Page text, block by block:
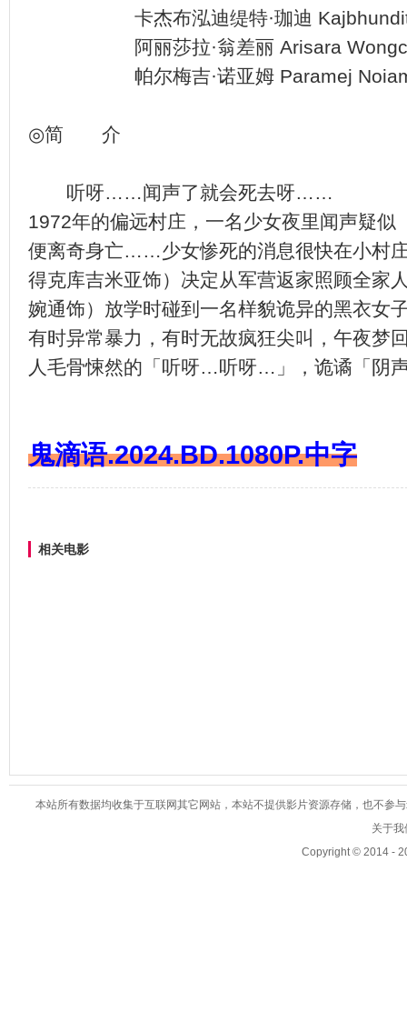
卡杰布泓迪缇特·珈迪 Kajbhunditt
阿丽莎拉·翁差丽 Arisara
帕尔梅吉·诺亚姆 Paramej
◎简 介
听呀……闻声了就会死去呀……
1972年的偏远村庄，一名少女夜里闻声疑似
便离奇身亡……少女惨死的消息很快在小村
得克库吉米亚饰）决定从军营返家照顾全家
婉通饰）放学时碰到一名样貌诡异的黑衣女
有时异常暴力，有时无故疯狂尖叫，午夜梦
人毛骨悚然的「听呀…听呀…」，诡谲「阴
鬼滴语.2024.BD.1080P.中字
相关电影
本站所有数据均收集于互联网其它网站，本站不提供影片资源存储，也不参
关于
Copyright © 2014 -